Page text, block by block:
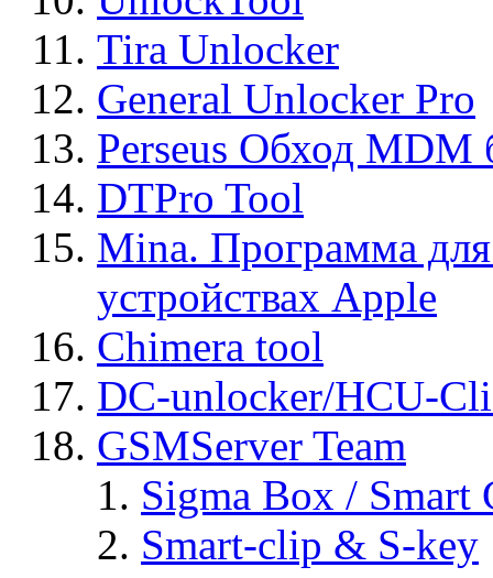
Tira Unlocker
General Unlocker Pro
Perseus Обход MDM
DTPro Tool
Mina. Программа
устройствах Apple
Chimera tool
DC-unlocker/HCU-
GSMServer Team
Sigma Box / Smart
Smart-clip & S-key